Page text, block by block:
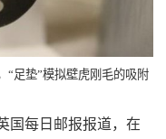
“足垫”模拟壁虎刚毛的吸附
国每日邮报报道，在